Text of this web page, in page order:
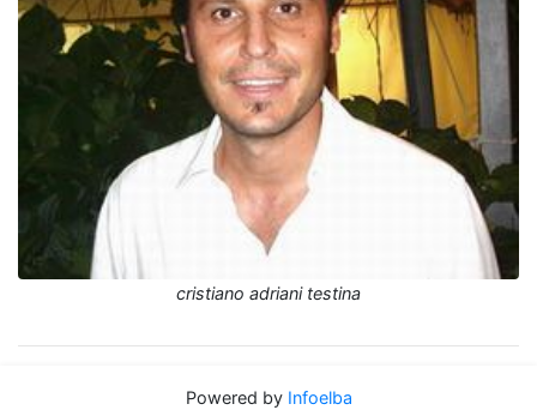
cristiano adriani testina
Powered by Infoelba